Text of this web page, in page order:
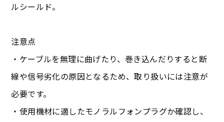
ルシールド。
注意点
・ケーブルを無理に曲げたり、巻き込んだりすると断
線や信号劣化の原因となるため、取り扱いには注意が
必要です。
・使用機材に適したモノラルフォンプラグか確認し、